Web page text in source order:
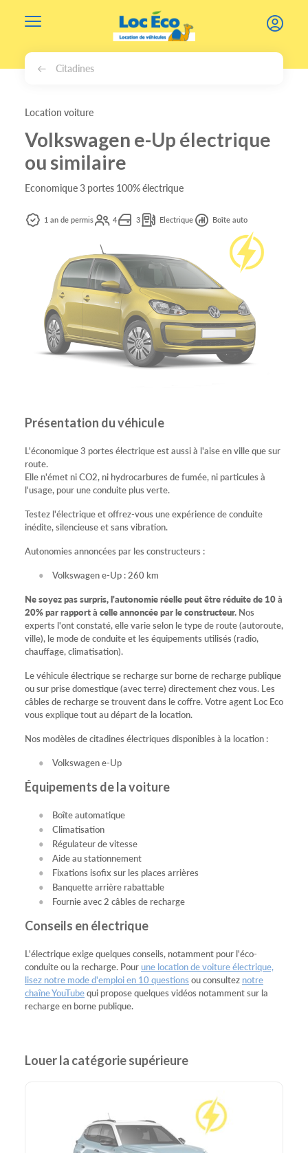
Citadines
Location voiture
Volkswagen e-Up électrique
ou similaire
Economique 3 portes 100% électrique
1 an de permis 4 3 Electrique Boîte auto
Présentation du véhicule
L'économique 3 portes électrique est aussi à l'aise en ville que sur
route.
Elle n'émet ni CO2, ni hydrocarbures de fumée, ni particules à
l'usage, pour une conduite plus verte.
Testez l'électrique et offrez-vous une expérience de conduite
inédite, silencieuse et sans vibration.
Autonomies annoncées par les constructeurs :
Volkswagen e-Up : 260 km
Ne soyez pas surpris, l'autonomie réelle peut être réduite de 10 à
20% par rapport à celle annoncée par le constructeur. Nos
experts l'ont constaté, elle varie selon le type de route (autoroute,
ville), le mode de conduite et les équipements utilisés (radio,
chauffage, climatisation).
Le véhicule électrique se recharge sur borne de recharge publique
ou sur prise domestique (avec terre) directement chez vous. Les
câbles de recharge se trouvent dans le coffre. Votre agent Loc Eco
vous explique tout au départ de la location.
Nos modèles de citadines électriques disponibles à la location :
Volkswagen e-Up
Équipements de la voiture
Boîte automatique
Climatisation
Régulateur de vitesse
Aide au stationnement
Fixations isofix sur les places arrières
Banquette arrière rabattable
Fournie avec 2 câbles de recharge
Conseils en électrique
L'électrique exige quelques conseils, notamment pour l'éco-
conduite ou la recharge. Pourune location de voiture électrique,
lisez notre mode d'emploi en 10 questions ou consultez notre
chaîne YouTubequi propose quelques vidéos notamment sur la
recharge en borne publique.
Louer la catégorie supérieure